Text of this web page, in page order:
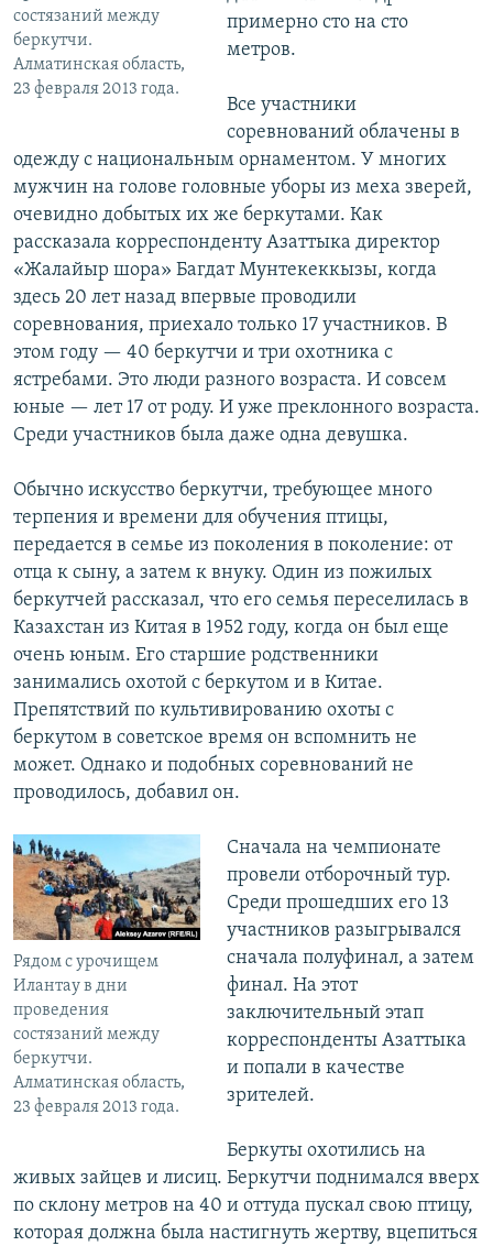
состязаний между
беркутчи.
Алматинская область,
23 февраля 2013 года.
примерно сто на сто
метров.
Все участники
соревнований облачены в
одежду с национальным орнаментом. У многих
мужчин на голове головные уборы из меха зверей,
очевидно добытых их же беркутами. Как
рассказала корреспонденту Азаттыка директор
«Жалайыр шора» Багдат Мунтекеккызы, когда
здесь 20 лет назад впервые проводили
соревнования, приехало только 17 участников. В
этом году — 40 беркутчи и три охотника с
ястребами. Это люди разного возраста. И совсем
юные — лет 17 от роду. И уже преклонного возраста.
Среди участников была даже одна девушка.
Обычно искусство беркутчи, требующее много
терпения и времени для обучения птицы,
передается в семье из поколения в поколение: от
отца к сыну, а затем к внуку. Один из пожилых
беркутчей рассказал, что его семья переселилась в
Казахстан из Китая в 1952 году, когда он был еще
очень юным. Его старшие родственники
занимались охотой с беркутом и в Китае.
Препятствий по культивированию охоты с
беркутом в советское время он вспомнить не
может. Однако и подобных соревнований не
проводилось, добавил он.
Рядом с урочищем
Илантау в дни
проведения
состязаний между
беркутчи.
Алматинская область,
23 февраля 2013 года.
Сначала на чемпионате
провели отборочный тур.
Среди прошедших его 13
участников разыгрывался
сначала полуфинал, а затем
финал. На этот
заключительный этап
корреспонденты Азаттыка
и попали в качестве
зрителей.
Беркуты охотились на
живых зайцев и лисиц. Беркутчи поднимался вверх
по склону метров на 40 и оттуда пускал свою птицу,
которая должна была настигнуть жертву, вцепиться